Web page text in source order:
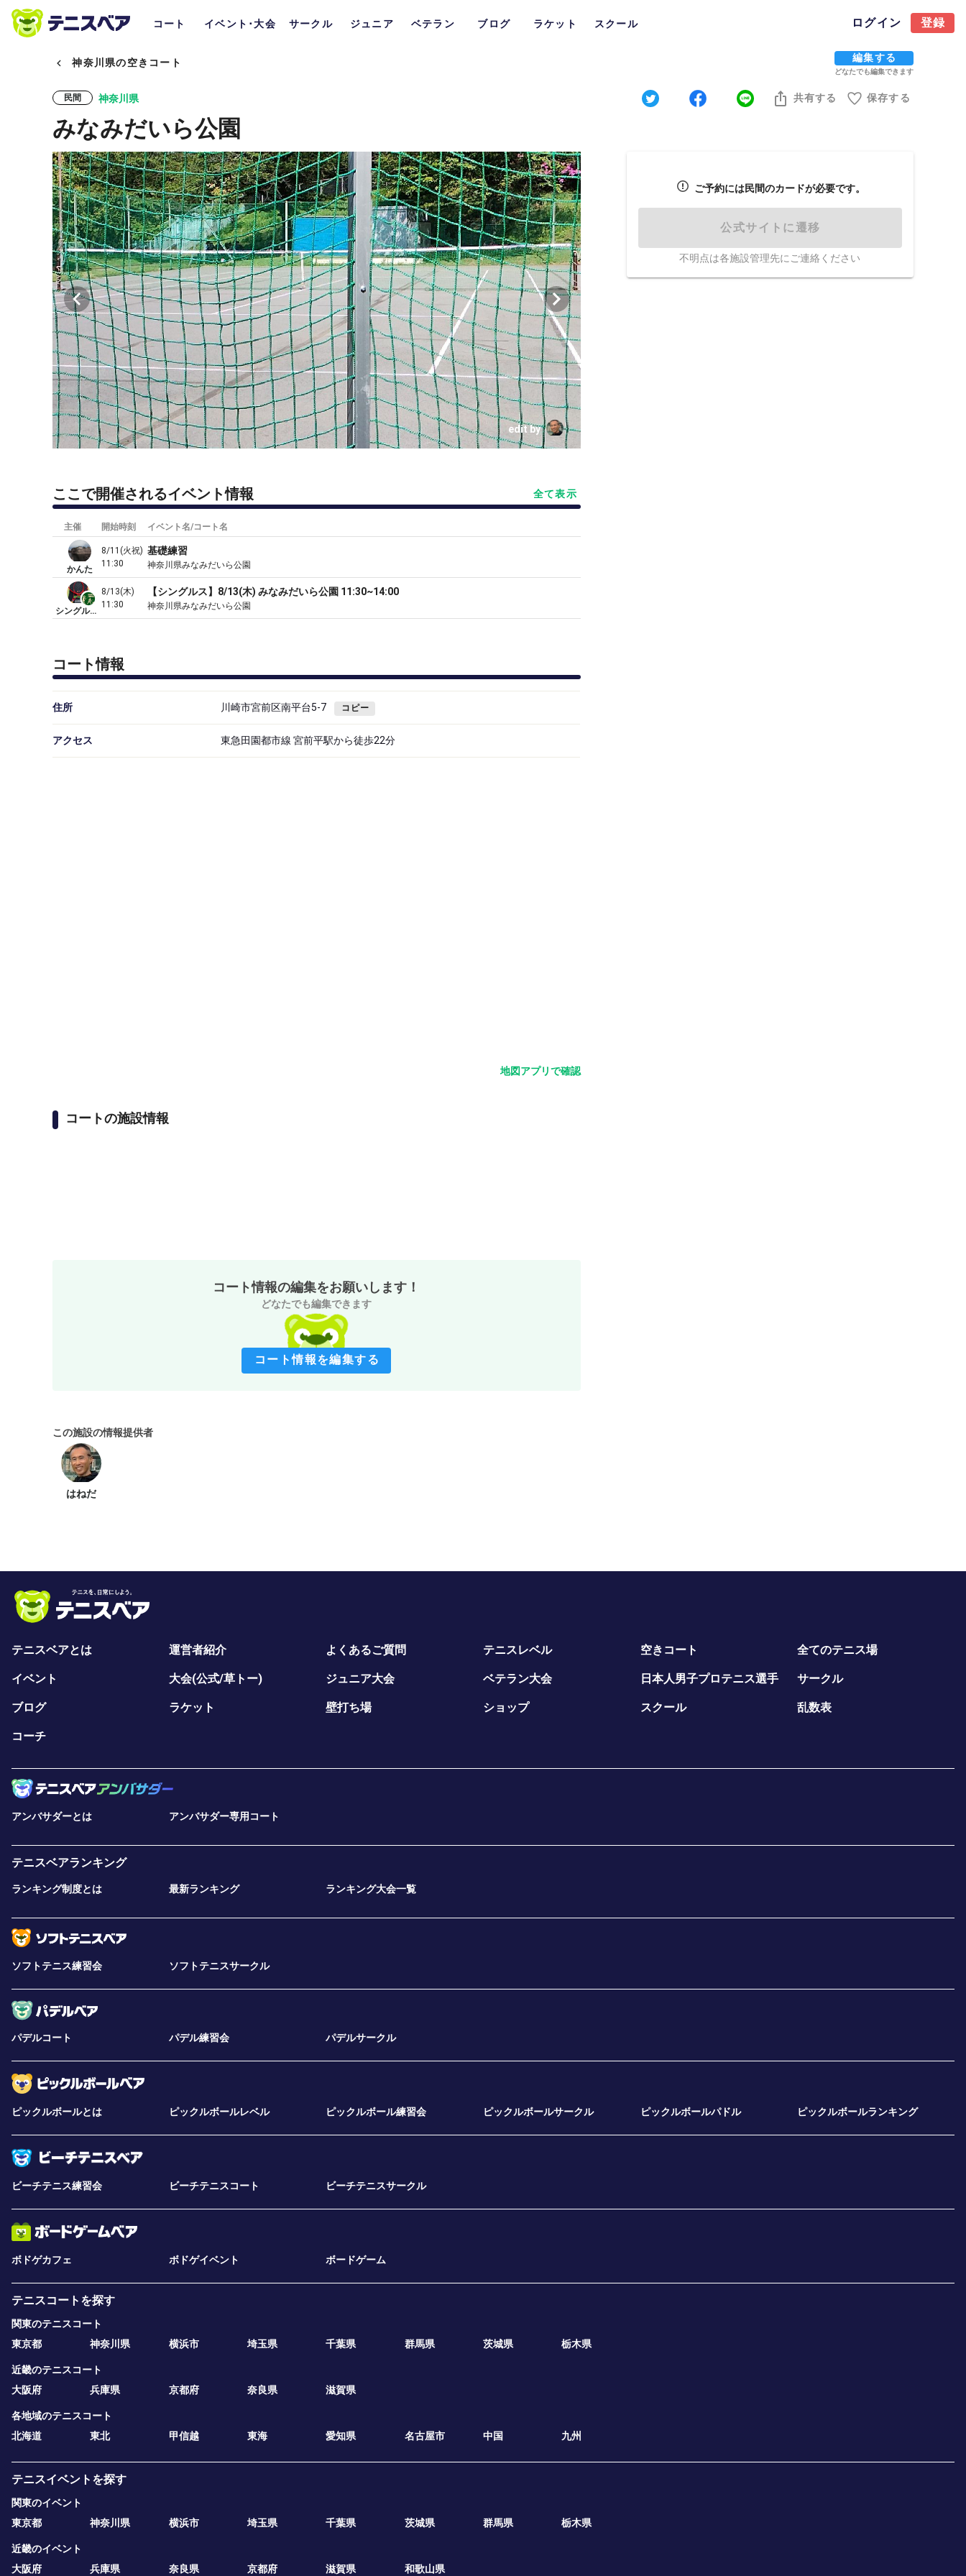
コート イベント･大会 サークル ジュニア ベテラン ブログ ラケット スクール ログイン 登録
神奈川県の空きコート 編集する
どなたでも編集できます
民間 神奈川県 共有する 保存する
みなみだいら公園
edit by
ここで開催されるイベント情報 全て表示
主催 開始時刻 イベント名/コート名
かんた
8/11(火祝)
11:30
基礎練習
神奈川県みなみだいら公園
シングルステニスクラブ
8/13(木)
11:30
【シングルス】8/13(木) みなみだいら公園 11:30~14:00
神奈川県みなみだいら公園
コート情報
住所 川崎市宮前区南平台5-7 コピー
アクセス 東急田園都市線 宮前平駅から徒歩22分
地図アプリで確認
コートの施設情報
コート情報の編集をお願いします！
どなたでも編集できます
コート情報を編集する
ご予約には民間のカードが必要です。
公式サイトに遷移
不明点は各施設管理先にご連絡ください
この施設の情報提供者
はねだ
テニスベアとは 運営者紹介 よくあるご質問 テニスレベル 空きコート 全てのテニス場
イベント 大会(公式/草トー) ジュニア大会 ベテラン大会 日本人男子プロテニス選手 サークル
ブログ ラケット 壁打ち場 ショップ スクール 乱数表
コーチ
アンバサダーとは アンバサダー専用コート
テニスベアランキング
ランキング制度とは 最新ランキング ランキング大会一覧
ソフトテニス練習会 ソフトテニスサークル
パデルコート パデル練習会 パデルサークル
ピックルボールとは ピックルボールレベル ピックルボール練習会 ピックルボールサークル ピックルボールパドル ピックルボールランキング
ビーチテニス練習会 ビーチテニスコート ビーチテニスサークル
ボドゲカフェ ボドゲイベント ボードゲーム
テニスコートを探す
関東のテニスコート
東京都
神奈川県 横浜市 埼玉県 千葉県 群馬県 茨城県 栃木県
近畿のテニスコート
大阪府
兵庫県 京都府 奈良県 滋賀県
各地域のテニスコート
北海道
東北 甲信越 東海 愛知県 名古屋市 中国 九州
テニスイベントを探す
関東のイベント
東京都
神奈川県 横浜市 埼玉県 千葉県 茨城県 群馬県 栃木県
近畿のイベント
大阪府
兵庫県 奈良県 京都府 滋賀県 和歌山県